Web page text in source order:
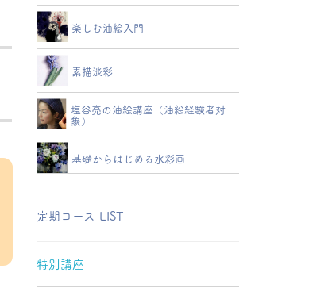
楽しむ油絵入門
素描淡彩
塩谷亮の油絵講座（油絵経験者対
象）
基礎からはじめる水彩画
定期コース LIST
特別講座